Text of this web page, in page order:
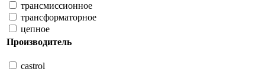
трансмиссионное
трансформаторное
цепное
Производитель
castrol